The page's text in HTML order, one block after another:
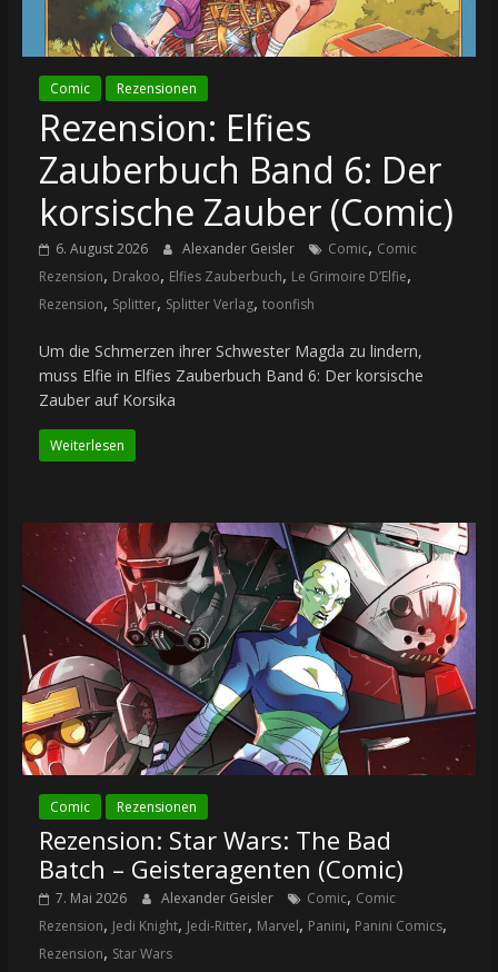
Comic Rezensionen
Rezension: Elfies
Zauberbuch Band 6: Der
korsische Zauber (Comic)
6. August 2026 Alexander Geisler Comic, Comic
Rezension, Drakoo, Elfies Zauberbuch, Le Grimoire D’Elfie,
Rezension, Splitter, Splitter Verlag, toonfish
Um die Schmerzen ihrer Schwester Magda zu lindern,
muss Elfie in Elfies Zauberbuch Band 6: Der korsische
Zauber auf Korsika
Weiterlesen
Comic Rezensionen
Rezension: Star Wars: The Bad
Batch – Geisteragenten (Comic)
7. Mai 2026 Alexander Geisler Comic, Comic
Rezension, Jedi Knight, Jedi-Ritter, Marvel, Panini, Panini Comics,
Rezension, Star Wars